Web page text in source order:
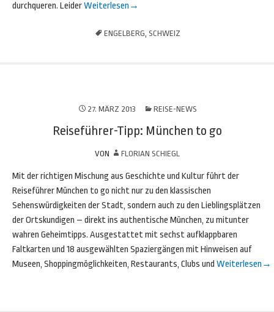
durchqueren. LeiderWeiterlesen →
ENGELBERG, SCHWEIZ
27. MÄRZ 2013 REISE-NEWS
Reiseführer-Tipp: München to go
VON FLORIAN SCHIEGL
Mit der richtigen Mischung aus Geschichte und Kultur führt der
Reiseführer München to go nicht nur zu den klassischen
Sehenswürdigkeiten der Stadt, sondern auch zu den Lieblingsplätzen
der Ortskundigen – direkt ins authentische München, zu mitunter
wahren Geheimtipps. Ausgestattet mit sechst aufklappbaren
Faltkarten und 18 ausgewählten Spaziergängen mit Hinweisen auf
Museen, Shoppingmöglichkeiten, Restaurants, Clubs und Weiterlesen →